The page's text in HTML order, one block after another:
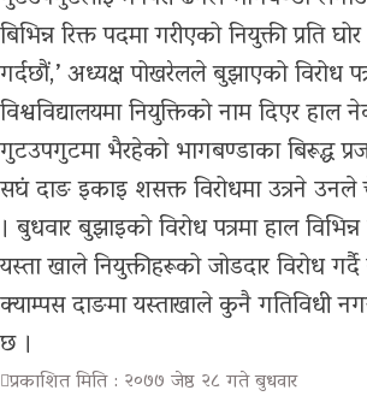
बिभिन्न रिक्त पदमा गरीएको नियुक्ती प्रति
गर्दछौं,’ अध्यक्ष पोखरेलले बुझाएको विरोध
विश्वविद्यालयमा नियुक्तिको नाम दिएर हाल
गुटउपगुटमा भैरहेको भागबण्डाका बिरूद्ध
सघं दाङ इकाइ शसक्त विरोधमा उत्रने
। बुधवार बुझाइको विरोध पत्रमा हाल
यस्ता खाले नियुक्तीहरूको जोडदार विरोध
क्याम्पस दाङमा यस्ताखाले कुनै गतिविधी
छ ।
प्रकाशित मिति : २०७७ जेष्ठ २८ गते बुधवार